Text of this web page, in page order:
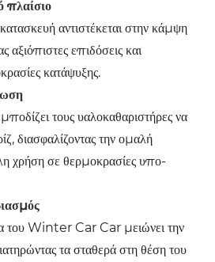
πλαίσιο
αντιστέκεται στην κάμψη
αξιόπιστες επιδόσεις και
κατάψυξης.
τους υαλοκαθαριστήρες να
διασφαλίζοντας την ομαλή
χρήση σε θερμοκρασίες υπο-
του Winter Car Car μειώνει την
τα σταθερά στη θέση του